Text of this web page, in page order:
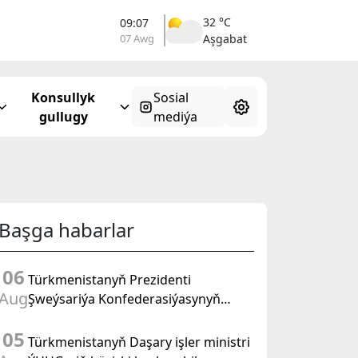
09:07
07 Awg
32 °C
Aşgabat
Konsullyk
gullugy
Sosial
mediýa
Başga habarlar
06 Türkmenistanyň Prezidenti
Şweýsariýa Konfederasiýasynyň
departamentiniň başlygyny kabul
05 Türkmenistanyň Daşary işler ministri